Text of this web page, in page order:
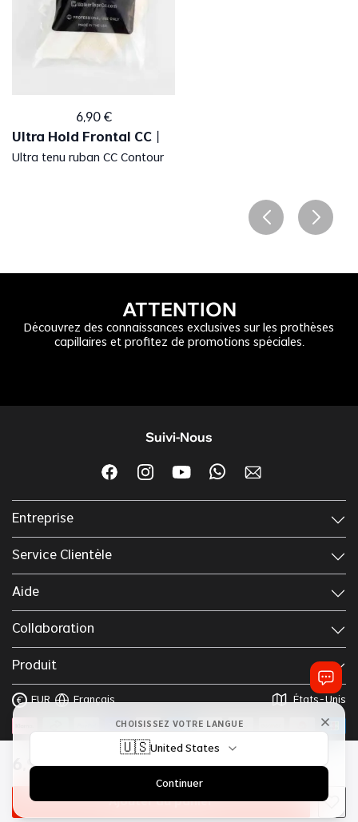
6,90 €
Ultra Hold Frontal CC
Ultra tenu ruban CC Contour
ATTENTION
Découvrez des connaissances exclusives sur les prothèses
capillaires et profitez de promotions spéciales.
Entreprise
Service Clientèle
Aide
Collaboration
Produit
Suivi-Nous
€ EUR Français États-Unis
Copyright © 2025 Lordhair Termes & Conditions
Politique Confidentialité
90 €
Ajouter au panier
CHOISISSEZ VOTRE LANGUE
🇺🇸United States
Continuer